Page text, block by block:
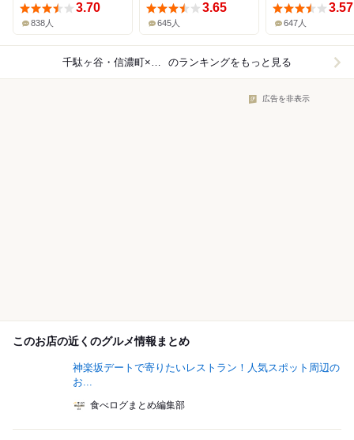
3.70
838人
3.65
645人
3.57
647人
千駄ヶ谷・信濃町×カフェ のランキングをもっと見る
広告を非表示
このお店の近くのグルメ情報まとめ
神楽坂デートで寄りたいレストラン！人気スポット周辺の
お...
食べログまとめ編集部